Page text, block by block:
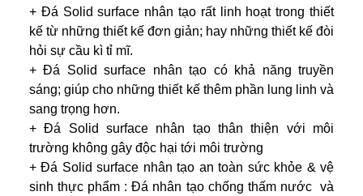
+ Đá Solid surface nhân tạo rất linh hoạt trong thiết
kế từ những thiết kế đơn giản; hay những thiết kế đòi
hỏi sự cầu kì tỉ mĩ.
+ Đá Solid surface nhân tạo có khả năng truyền
sáng; giúp cho những thiết kế thêm phần lung linh và
sang trọng hơn.
+ Đá Solid surface nhân tạo thân thiện với môi
trường không gây độc hại tới môi trường
+ Đá Solid surface nhân tạo an toàn sức khỏe & vệ
sinh thực phẩm : Đá nhân tạo chống thấm nước và